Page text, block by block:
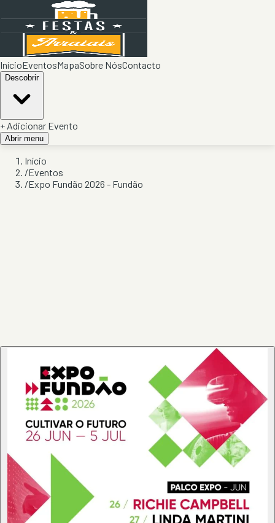
InícioEventosMapaSobre NósContacto
Descobrir
+ Adicionar Evento
Abrir menu
Início
/Eventos
/Expo Fundão 2026 - Fundão